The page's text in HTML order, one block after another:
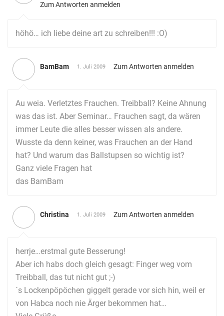
Zum Antworten anmelden
höhö… ich liebe deine art zu schreiben!!! :O)
BamBam 1. Juli 2009 Zum Antworten anmelden
Au weia. Verletztes Frauchen. Treibball? Keine Ahnung
was das ist. Aber Seminar… Frauchen sagt, da wären
immer Leute die alles besser wissen als andere.
Wusste da denn keiner, was Frauchen an der Hand
hat? Und warum das Ballstupsen so wichtig ist?
Ganz viele Fragen hat
das BamBam
Christina 1. Juli 2009 Zum Antworten anmelden
herrje…erstmal gute Besserung!
Aber ich habs doch gleich gesagt: Finger weg vom
Treibball, das tut nicht gut ;-)
´s Lockenpöpöchen giggelt gerade vor sich hin, weil er
von Habca noch nie Ärger bekommen hat…